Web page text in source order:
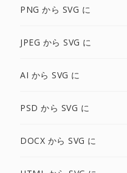
PNG から SVG に
JPEG から SVG に
AI から SVG に
PSD から SVG に
DOCX から SVG に